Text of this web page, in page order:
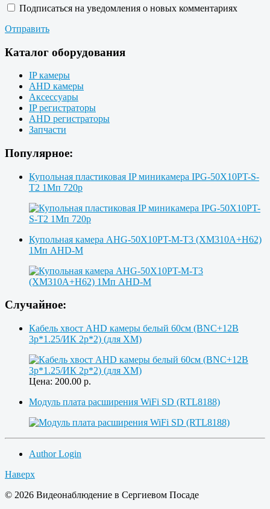
Подписаться на уведомления о новых комментариях
Отправить
Каталог оборудования
IP камеры
AHD камеры
Аксессуары
IP регистраторы
AHD регистраторы
Запчасти
Популярное:
Купольная пластиковая IP миникамера IPG-50X10PT-S-
T2 1Мп 720p
Купольная камера AHG-50X10PT-M-T3 (XM310A+H62)
1Мп AHD-M
Случайное:
Кабель хвост AHD камеры белый 60см (BNC+12В
3p*1.25/ИК 2p*2) (для XM)
Цена: 200.00 р.
Модуль плата расширения WiFi SD (RTL8188)
Author Login
Наверх
© 2026 Видеонаблюдение в Сергиевом Посаде